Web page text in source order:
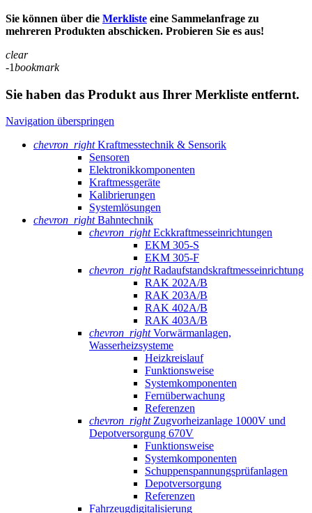
Sie können über die Merkliste eine Sammelanfrage zu
mehreren Produkten abschicken. Probieren Sie es aus!
clear
-1bookmark
Sie haben das Produkt aus Ihrer Merkliste entfernt.
Navigation überspringen
chevron_right Kraftmesstechnik & Sensorik
Sensoren
Elektronikkomponenten
Kraftmessgeräte
Kalibrierungen
Systemlösungen
chevron_right Bahntechnik
chevron_right Eckkraftmess­einrichtungen
EKM 305-S
EKM 305-F
chevron_right Radaufstands­kraftmess­einrichtung
RAK 202A/B
RAK 203A/B
RAK 402A/B
RAK 403A/B
chevron_right Vorwärmanlagen,
Wasserheizsysteme
Heizkreislauf
Funktionsweise
Systemkomponenten
Fernüberwachung
Referenzen
chevron_right Zugvorheizanlage 1000V und
Depotversorgung 670V
Funktionsweise
Systemkomponenten
Schuppenspannungs­prüfanlagen
Depotversorgung
Referenzen
Fahrzeugdigitalisierung